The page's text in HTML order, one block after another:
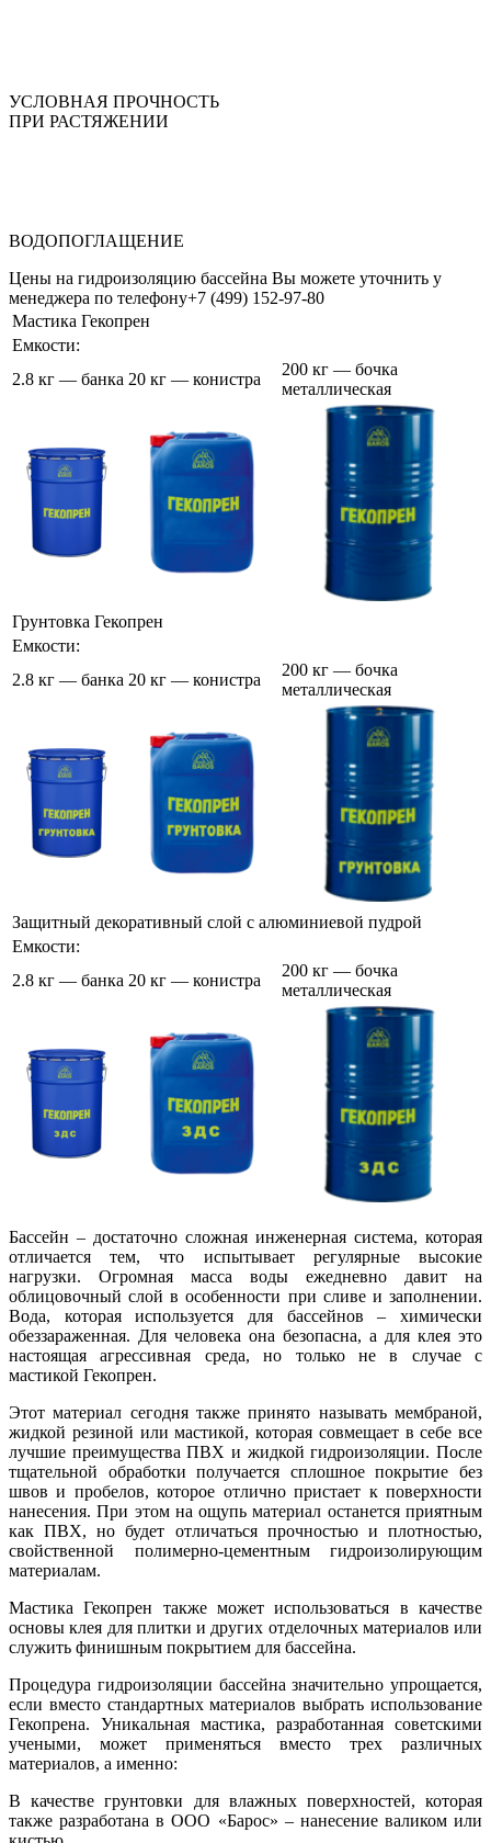
УСЛОВНАЯ ПРОЧНОСТЬ
ПРИ РАСТЯЖЕНИИ
ВОДОПОГЛАЩЕНИЕ
Цены на гидроизоляцию бассейна Вы можете уточнить у
менеджера по телефону+7 (499) 152-97-80
Мастика Гекопрен
Емкости:
2.8 кг — банка 20 кг — конистра
200 кг — бочка
металлическая
Грунтовка Гекопрен
Емкости:
2.8 кг — банка 20 кг — конистра
200 кг — бочка
металлическая
Защитный декоративный слой с алюминиевой пудрой
Емкости:
2.8 кг — банка 20 кг — конистра
200 кг — бочка
металлическая
Бассейн – достаточно сложная инженерная система, которая
отличается тем, что испытывает регулярные высокие
нагрузки. Огромная масса воды ежедневно давит на
облицовочный слой в особенности при сливе и заполнении.
Вода, которая используется для бассейнов – химически
обеззараженная. Для человека она безопасна, а для клея это
настоящая агрессивная среда, но только не в случае с
мастикой Гекопрен.
Этот материал сегодня также принято называть мембраной,
жидкой резиной или мастикой, которая совмещает в себе все
лучшие преимущества ПВХ и жидкой гидроизоляции. После
тщательной обработки получается сплошное покрытие без
швов и пробелов, которое отлично пристает к поверхности
нанесения. При этом на ощупь материал останется приятным
как ПВХ, но будет отличаться прочностью и плотностью,
свойственной полимерно-цементным гидроизолирующим
материалам.
Мастика Гекопрен также может использоваться в качестве
основы клея для плитки и других отделочных материалов или
служить финишным покрытием для бассейна.
Процедура гидроизоляции бассейна значительно упрощается,
если вместо стандартных материалов выбрать использование
Гекопрена. Уникальная мастика, разработанная советскими
учеными, может применяться вместо трех различных
материалов, а именно:
В качестве грунтовки для влажных поверхностей, которая
также разработана в ООО «Барос» – нанесение валиком или